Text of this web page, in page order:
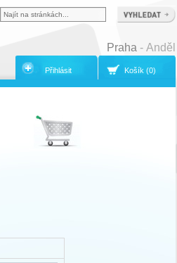
Praha - Anděl
Košík (0)
Přihlásit